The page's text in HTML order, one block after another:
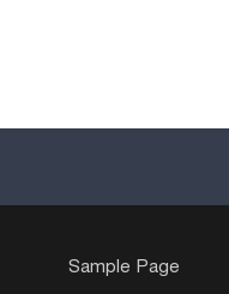
Sample Page